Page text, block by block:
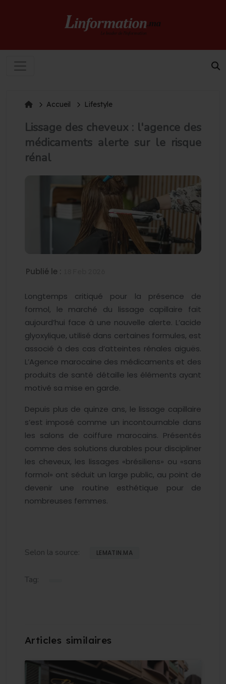
Accueil Lifestyle
Lissage des cheveux : l'agence des
médicaments alerte sur le risque
rénal
Publié le :
Longtemps critiqué pour la présence de
formol, le marché du lissage capillaire fait
aujourd’hui face à une nouvelle alerte. L’acide
glyoxylique, utilisé dans certaines formules, est
associé à des cas d’atteintes rénales aiguës.
L’Agence marocaine des médicaments et des
produits de santé détaille les éléments ayant
motivé sa mise en garde.
Depuis plus de quinze ans, le lissage capillaire
s’est imposé comme un incontournable dans
les salons de coiffure marocains. Présentés
comme des solutions durables pour discipliner
les cheveux, les lissages «brésiliens» ou «sans
formol» ont séduit un large public, au point de
devenir une routine esthétique pour de
nombreuses femmes.
Selon la source: LEMATIN.MA
Tag: